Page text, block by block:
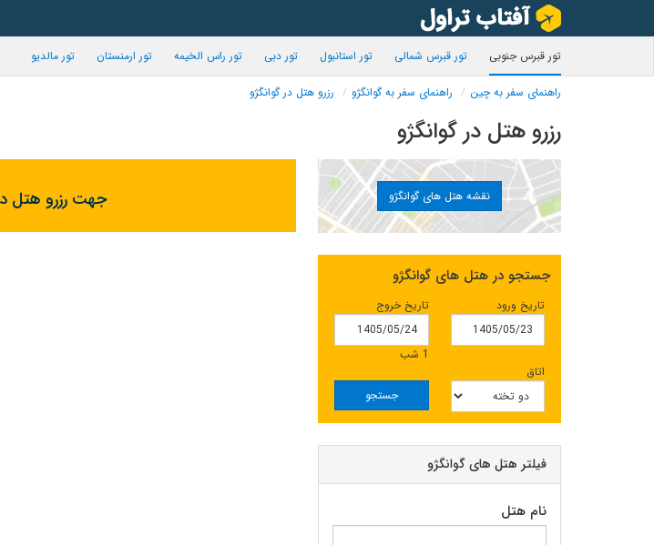
تور قبرس جنوبی تور قبرس شمالی تور استانبول تور دبی تور راس الخیمه تور ارمنستان تور مالدیو
راهنمای سفر به چین راهنمای سفر به گوانگژو رزرو هتل در گوانگژو
رزرو هتل در گوانگژو
نقشه هتل های گوانگژو
جستجو در هتل های گوانگژو
تاریخ ورود تاریخ خروج
1 شب
اتاق
جستجو
فیلتر هتل های گوانگژو
نام هتل
جهت رزرو هتل